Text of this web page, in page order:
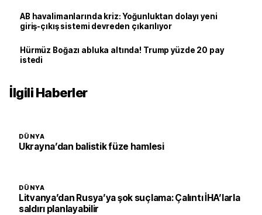
AB havalimanlarında kriz: Yoğunluktan dolayı yeni
giriş-çıkış sistemi devreden çıkarılıyor
Hürmüz Boğazı abluka altında! Trump yüzde 20 pay
istedi
İlgili Haberler
DÜNYA
Ukrayna’dan balistik füze hamlesi
DÜNYA
Litvanya’dan Rusya’ya şok suçlama: Çalıntı İHA’larla
saldırı planlayabilir